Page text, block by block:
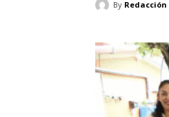
By Redacción